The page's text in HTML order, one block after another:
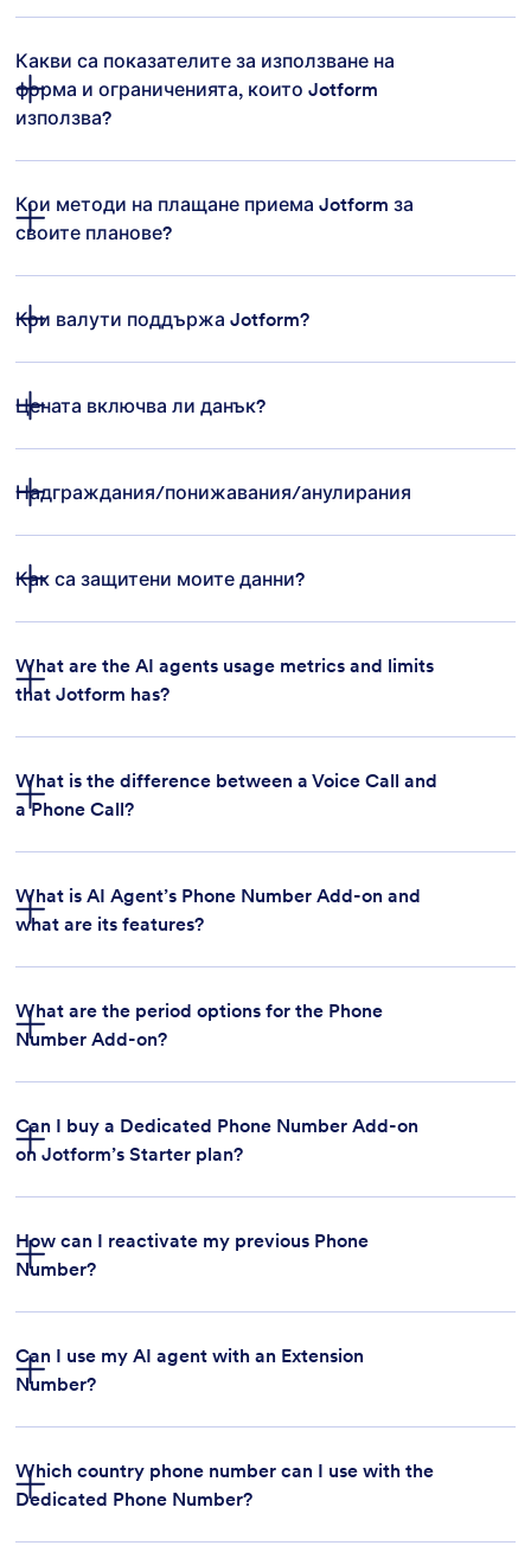
това
Какви са показателите за използване на
форма и ограниченията, които Jotform
използва?
Ограничение за използване:
форми
Кои методи на плащане приема Jotform за
своите планове?
Кои валути поддържа Jotform?
Цената включва ли данък?
Надграждания/понижавания/анулирания
това ръководство
Как са защитени моите данни?
страницата за сигурност на
Jotform
What are the AI agents usage metrics and limits
that Jotform has?
What is the difference between a Voice Call and
a Phone Call?
What is AI Agent’s Phone Number Add-on and
what are its features?
What are the period options for the Phone
Number Add-on?
Can I buy a Dedicated Phone Number Add-on
on Jotform’s Starter plan?
How can I reactivate my previous Phone
Number?
Can I use my AI agent with an Extension
Number?
Which country phone number can I use with the
Dedicated Phone Number?